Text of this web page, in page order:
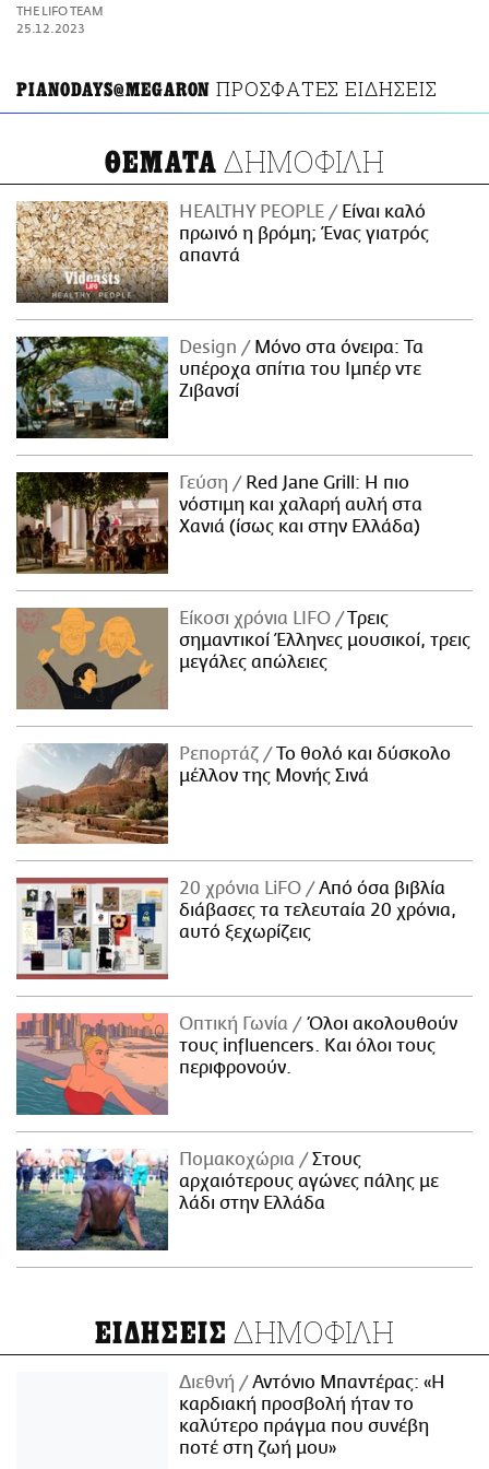
PRINT
THE LIFO TEAM
25.12.2023
PIANODAYS@MEGARON ΠΡΟΣΦΑΤΕΣ ΕΙΔΗΣΕΙΣ
ΘΕΜΑΤΑ ΔΗΜΟΦΙΛΗ
HEALTHY PEOPLE
Είναι καλό
πρωινό η βρόμη; Ένας γιατρός
απαντά
Design
Μόνο στα όνειρα: Τα
υπέροχα σπίτια του Ιμπέρ ντε
Ζιβανσί
Γεύση
Red Jane Grill: Η πιο
νόστιμη και χαλαρή αυλή στα
Χανιά (ίσως και στην Ελλάδα)
Είκοσι χρόνια LIFO
Tρεις
σημαντικοί Έλληνες μουσικοί, τρεις
μεγάλες απώλειες
Ρεπορτάζ
Το θολό και δύσκολο
μέλλον της Μονής Σινά
20 χρόνια LiFO
Από όσα βιβλία
διάβασες τα τελευταία 20 χρόνια,
αυτό ξεχωρίζεις
Οπτική Γωνία
Όλοι ακολουθούν
τους influencers. Και όλοι τους
περιφρονούν.
Πομακοχώρια
Στους
αρχαιότερους αγώνες πάλης με
λάδι στην Ελλάδα
ΕΙΔΗΣΕΙΣ ΔΗΜΟΦΙΛΗ
Διεθνή
Αντόνιο Μπαντέρας: «Η
καρδιακή προσβολή ήταν το
καλύτερο πράγμα που συνέβη
ποτέ στη ζωή μου»